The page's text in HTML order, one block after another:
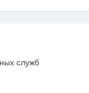
служб